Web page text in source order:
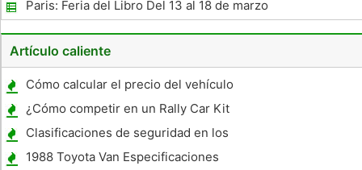
Paris: Feria del Libro Del 13 al 18 de marzo
de 2009
Artículo caliente
Cómo calcular el precio del vehículo
¿Cómo competir en un Rally Car Kit
Clasificaciones de seguridad en los
asientos de seguridad para niños
1988 Toyota Van Especificaciones